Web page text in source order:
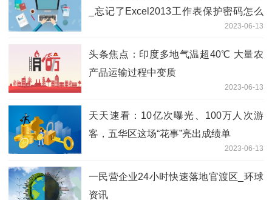
_忘记了Excel2013工作表保护密码怎么
2023-06-13
头条焦点：印度多地气温超40℃ 大量农
产品运输过程中变质
2023-06-13
天天速看：10亿次曝光、100万人次游
客，五华区这场“花事”亮出成绩单
2023-06-13
一民营企业24小时快速落地官渡区_环球
资讯